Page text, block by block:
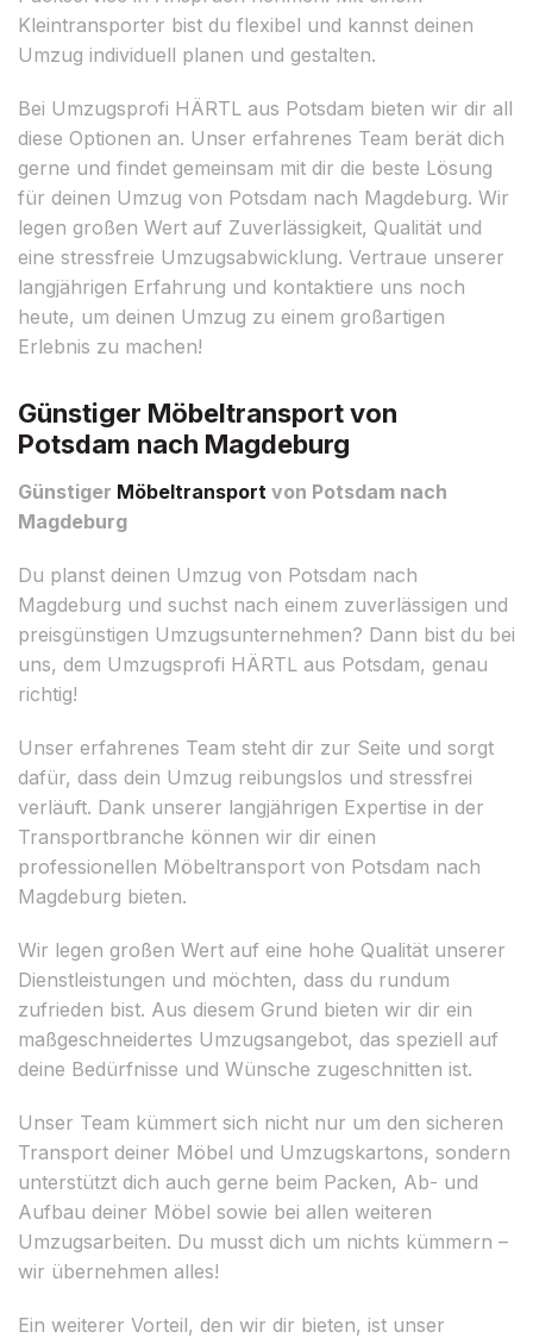
Kleintransporter bist du flexibel und kannst deinen
Umzug individuell planen und gestalten.
Bei Umzugsprofi HÄRTL aus Potsdam bieten wir dir all
diese Optionen an. Unser erfahrenes Team berät dich
gerne und findet gemeinsam mit dir die beste Lösung
für deinen Umzug von Potsdam nach Magdeburg. Wir
legen großen Wert auf Zuverlässigkeit, Qualität und
eine stressfreie Umzugsabwicklung. Vertraue unserer
langjährigen Erfahrung und kontaktiere uns noch
heute, um deinen Umzug zu einem großartigen
Erlebnis zu machen!
Günstiger Möbeltransport von
Potsdam nach Magdeburg
Günstiger Möbeltransport von Potsdam nach
Magdeburg
Du planst deinen Umzug von Potsdam nach
Magdeburg und suchst nach einem zuverlässigen und
preisgünstigen Umzugsunternehmen? Dann bist du bei
uns, dem Umzugsprofi HÄRTL aus Potsdam, genau
richtig!
Unser erfahrenes Team steht dir zur Seite und sorgt
dafür, dass dein Umzug reibungslos und stressfrei
verläuft. Dank unserer langjährigen Expertise in der
Transportbranche können wir dir einen
professionellen Möbeltransport von Potsdam nach
Magdeburg bieten.
Wir legen großen Wert auf eine hohe Qualität unserer
Dienstleistungen und möchten, dass du rundum
zufrieden bist. Aus diesem Grund bieten wir dir ein
maßgeschneidertes Umzugsangebot, das speziell auf
deine Bedürfnisse und Wünsche zugeschnitten ist.
Unser Team kümmert sich nicht nur um den sicheren
Transport deiner Möbel und Umzugskartons, sondern
unterstützt dich auch gerne beim Packen, Ab- und
Aufbau deiner Möbel sowie bei allen weiteren
Umzugsarbeiten. Du musst dich um nichts kümmern –
wir übernehmen alles!
Ein weiterer Vorteil, den wir dir bieten, ist unser